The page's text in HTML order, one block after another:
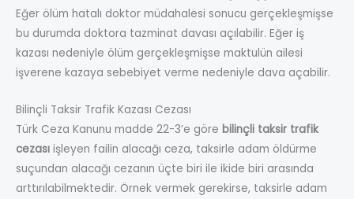
Eğer ölüm hatalı doktor müdahalesi sonucu gerçekleşmişse
bu durumda doktora tazminat davası açılabilir. Eğer iş
kazası nedeniyle ölüm gerçekleşmişse maktulün ailesi
işverene kazaya sebebiyet verme nedeniyle dava açabilir.
Bilinçli Taksir Trafik Kazası Cezası
Türk Ceza Kanunu madde 22-3’e göre bilinçli taksir trafik
cezası işleyen failin alacağı ceza, taksirle adam öldürme
suçundan alacağı cezanın üçte biri ile ikide biri arasında
arttırılabilmektedir. Örnek vermek gerekirse, taksirle adam